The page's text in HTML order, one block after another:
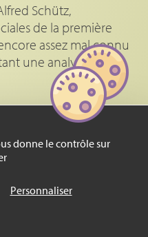
donne le contrôle sur
Personnaliser
Schütz,
de la première
assez mal connu
une analyse (…)
l’activité religieuse en train de se